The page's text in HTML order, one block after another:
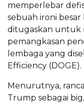
memperlebar
sebuah ironi besar
ditugaskan untuk
pemangkasan
lembaga yang
Efficiency (DOGE).
Menurutnya,
Trump sebagai